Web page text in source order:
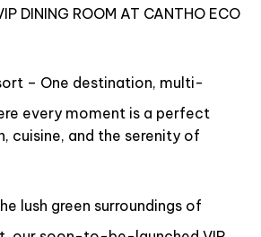
DINING ROOM AT CANTHO ECO
– One destination, multi-
every moment is a perfect
cuisine, and the serenity of
lush green surroundings of